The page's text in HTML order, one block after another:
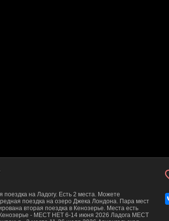
на Ладогу. Есть 2 места. Можете
поездка на озеро Джека Лондона. Пара мест
вторая поездка в Кенозерье. Места есть
- МЕСТ НЕТ 6-14 июня 2026 Ладога МЕСТ